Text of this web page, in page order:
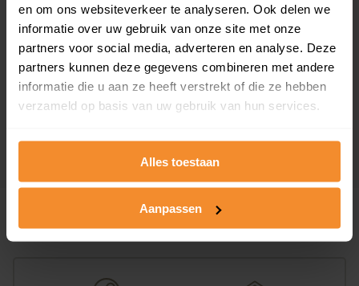
en om ons websiteverkeer te analyseren. Ook delen we
informatie over uw gebruik van onze site met onze
partners voor social media, adverteren en analyse. Deze
partners kunnen deze gegevens combineren met andere
informatie die u aan ze heeft verstrekt of die ze hebben
verzameld op basis van uw gebruik van hun services.
Alles toestaan
Aanpassen
Zwanenveld 3137
Woonoppervlak
95 m2
Perceel
218 m2
30 juni 2026
Koopsom opvragen
Woningen